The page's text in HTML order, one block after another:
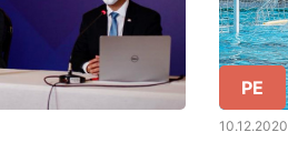
PE
10.12.2020